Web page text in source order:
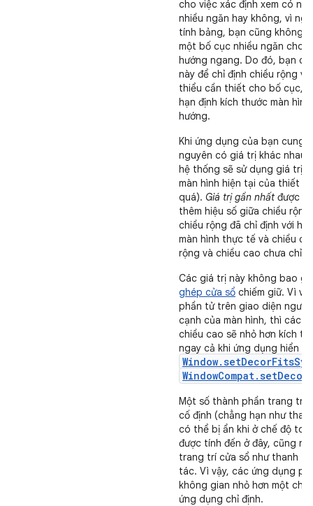
cho việc xác định xem có
nhiều ngăn hay không, vì
tính bảng, bạn cũng không
một bố cục nhiều ngăn cho
hướng ngang. Do đó, bạn
này để chỉ định chiều rộng
thiểu cần thiết cho bố cục,
hạn định kích thước màn
hướng.
Khi ứng dụng của bạn cung
nguyên có giá trị khác nhau
hệ thống sẽ sử dụng giá trị
màn hình hiện tại của thiết
quá). Giá trị gần nhất được
thêm hiệu số giữa chiều
chiều rộng đã chỉ định với
màn hình thực tế và chiều
rộng và chiều cao chưa chỉ
Các giá trị này không bao
ghép cửa sổ chiếm giữ. Vì
phần tử trên giao diện người
cạnh của màn hình, thì các
chiều cao sẽ nhỏ hơn kích
ngay cả khi ứng dụng hiển
Một số thành phần trang trí
cố định (chẳng hạn như
có thể bị ẩn khi ở chế độ
được tính đến ở đây, cũng
trang trí cửa sổ như thanh
tác. Vì vậy, các ứng dụng
không gian nhỏ hơn một
ứng dụng chỉ định.